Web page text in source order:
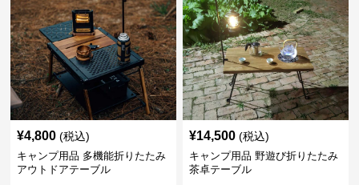
¥4,800 (税込)
キャンプ用品 多機能折りたたみ
アウトドアテーブル
¥14,500 (税込)
キャンプ用品 野遊び折りたたみ
茶卓テーブル